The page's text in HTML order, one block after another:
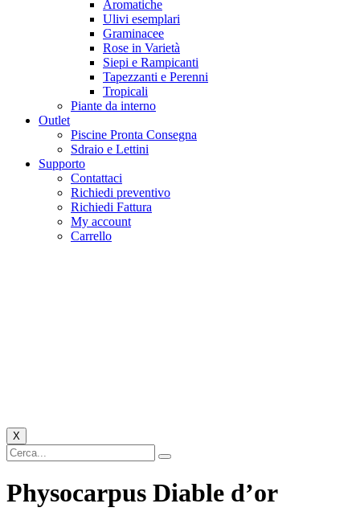
Aromatiche
Ulivi esemplari
Graminacee
Rose in Varietà
Siepi e Rampicanti
Tapezzanti e Perenni
Tropicali
Piante da interno
Outlet
Piscine Pronta Consegna
Sdraio e Lettini
Supporto
Contattaci
Richiedi preventivo
Richiedi Fattura
My account
Carrello
X
Physocarpus Diable d’or